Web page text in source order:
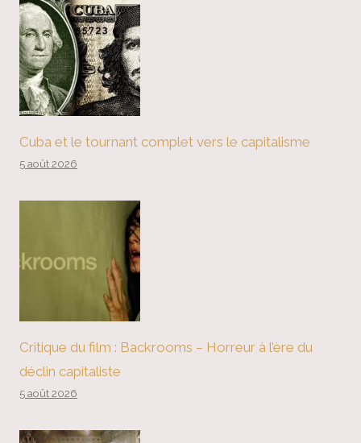
Cuba et le tournant complet vers le capitalisme
5 août 2026
Critique du film : Backrooms – Horreur à l’ère du
déclin capitaliste
5 août 2026